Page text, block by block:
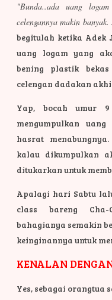
"Bunda..ada uang
celengannya makin
begitulah ketika Adek
uang logam yang
bening plastik
celengan dadakan
Yap, bocah umur
mengumpulkan
hasrat
kalau dikumpulkan
ditukarkan untuk
Apalagi hari Sabtu
class bareng
bahagianya semakin
keinginannya untuk
KENALAN
Yes, sebagai orangtua